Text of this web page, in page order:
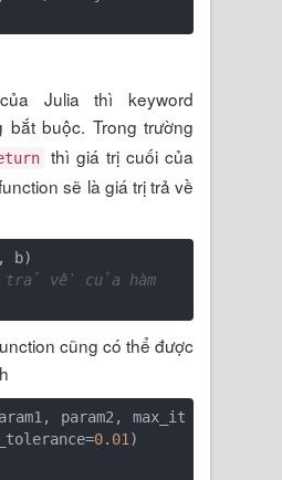
Julia thì keyword
bắt buộc. Trong trường
thì giá trị cuối của
sẽ là giá trị trả về
b)
về của hàm
cũng có thể được
param2, max_it
0. 01